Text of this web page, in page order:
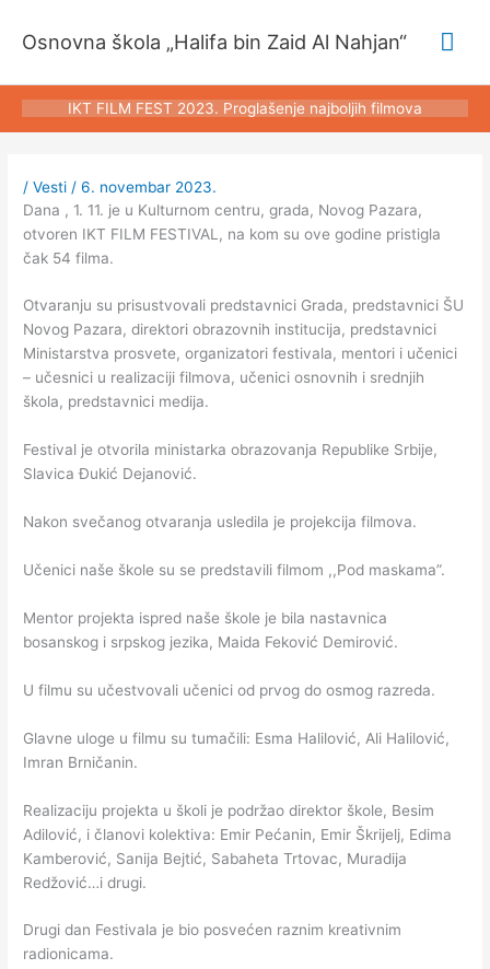
Osnovna škola „Halifa bin Zaid Al Nahjan“
IKT FILM FEST 2023. Proglašenje najboljih filmova
/Vesti /6. novembar 2023.
Dana , 1. 11. je u Kulturnom centru, grada, Novog Pazara,
otvoren IKT FILM FESTIVAL, na kom su ove godine pristigla
čak 54 filma.
Otvaranju su prisustvovali predstavnici Grada, predstavnici ŠU
Novog Pazara, direktori obrazovnih institucija, predstavnici
Ministarstva prosvete, organizatori festivala, mentori i učenici
– učesnici u realizaciji filmova, učenici osnovnih i srednjih
škola, predstavnici medija.
Festival je otvorila ministarka obrazovanja Republike Srbije,
Slavica Đukić Dejanović.
Nakon svečanog otvaranja usledila je projekcija filmova.
Učenici naše škole su se predstavili filmom ,,Pod maskama”.
Mentor projekta ispred naše škole je bila nastavnica
bosanskog i srpskog jezika, Maida Feković Demirović.
U filmu su učestvovali učenici od prvog do osmog razreda.
Glavne uloge u filmu su tumačili: Esma Halilović, Ali Halilović,
Imran Brničanin.
Realizaciju projekta u školi je podržao direktor škole, Besim
Adilović, i članovi kolektiva: Emir Pećanin, Emir Škrijelj, Edima
Kamberović, Sanija Bejtić, Sabaheta Trtovac, Muradija
Redžović…i drugi.
Drugi dan Festivala je bio posvećen raznim kreativnim
radionicama.